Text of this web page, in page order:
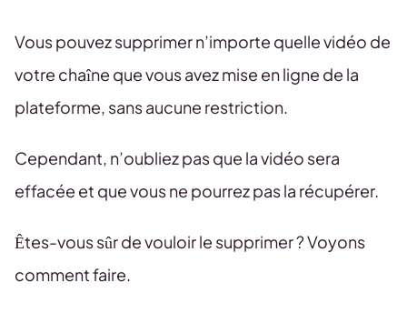
Vous pouvez supprimer n’importe quelle vidéo de
votre chaîne que vous avez mise en ligne de la
plateforme, sans aucune restriction.
Cependant, n’oubliez pas que la vidéo sera
effacée et que vous ne pourrez pas la récupérer.
Êtes-vous sûr de vouloir le supprimer ? Voyons
comment faire.